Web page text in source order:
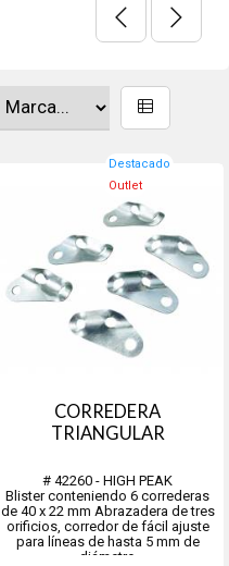
Destacado
Outlet
CORREDERA
TRIANGULAR
# 42260 - HIGH PEAK
Blister conteniendo 6 correderas
de 40 x 22 mm Abrazadera de tres
orificios, corredor de fácil ajuste
para líneas de hasta 5 mm de
diámetro